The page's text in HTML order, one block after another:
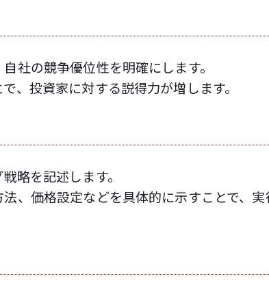
社の競争優位性を明確にします。
、投資家に対する説得力が増します。
略を記述します。
、価格設定などを具体的に示すことで、